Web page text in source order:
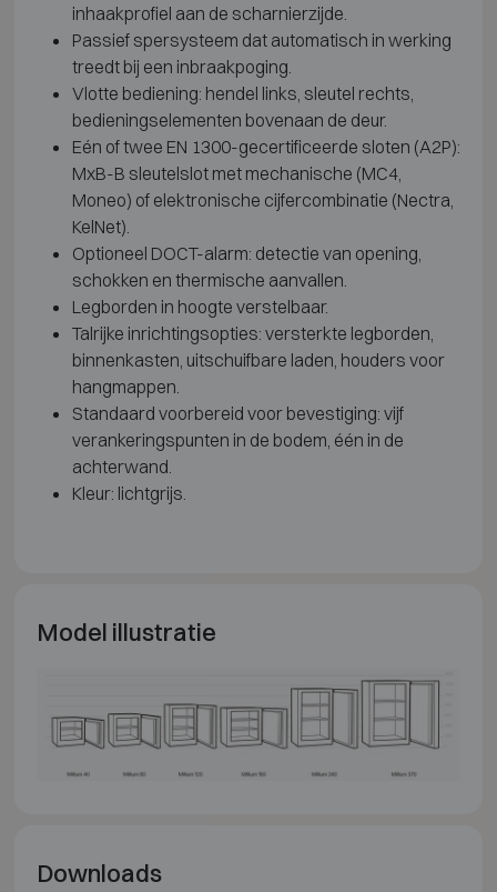
inhaakprofiel aan de scharnierzijde.
Passief spersysteem dat automatisch in werking
treedt bij een inbraakpoging.
Vlotte bediening: hendel links, sleutel rechts,
bedieningselementen bovenaan de deur.
Eén of twee EN 1300-gecertificeerde sloten (A2P):
MxB-B sleutelslot met mechanische (MC4,
Moneo) of elektronische cijfercombinatie (Nectra,
KelNet).
Optioneel DOCT-alarm: detectie van opening,
schokken en thermische aanvallen.
Legborden in hoogte verstelbaar.
Talrijke inrichtingsopties: versterkte legborden,
binnenkasten, uitschuifbare laden, houders voor
hangmappen.
Standaard voorbereid voor bevestiging: vijf
verankeringspunten in de bodem, één in de
achterwand.
Kleur: lichtgrijs.
Model illustratie
Downloads